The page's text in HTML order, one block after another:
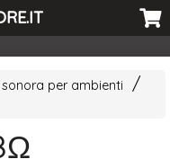
sonora per ambienti